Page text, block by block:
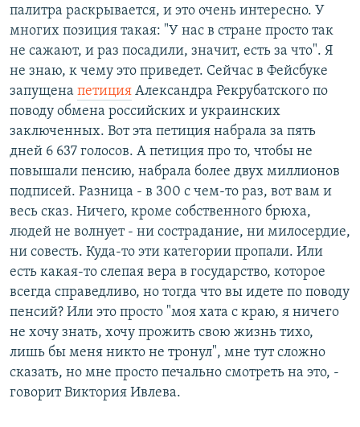
палитра раскрывается, и это очень интересно. У
многих позиция такая: "У нас в стране просто так
не сажают, и раз посадили, значит, есть за что". Я
не знаю, к чему это приведет. Сейчас в Фейсбуке
запущена петиция Александра Рекрубатского по
поводу обмена российских и украинских
заключенных. Вот эта петиция набрала за пять
дней 6 637 голосов. А петиция про то, чтобы не
повышали пенсию, набрала более двух миллионов
подписей. Разница - в 300 с чем-то раз, вот вам и
весь сказ. Ничего, кроме собственного брюха,
людей не волнует - ни сострадание, ни милосердие,
ни совесть. Куда-то эти категории пропали. Или
есть какая-то слепая вера в государство, которое
всегда справедливо, но тогда что вы идете по поводу
пенсий? Или это просто "моя хата с краю, я ничего
не хочу знать, хочу прожить свою жизнь тихо,
лишь бы меня никто не тронул", мне тут сложно
сказать, но мне просто печально смотреть на это, -
говорит Виктория Ивлева.